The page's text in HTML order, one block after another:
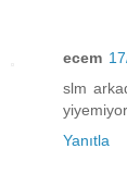
ecem
slm
Yanıtla